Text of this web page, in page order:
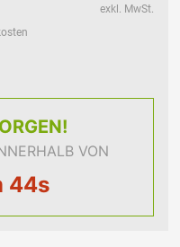
exkl. MwSt.
VON
44s